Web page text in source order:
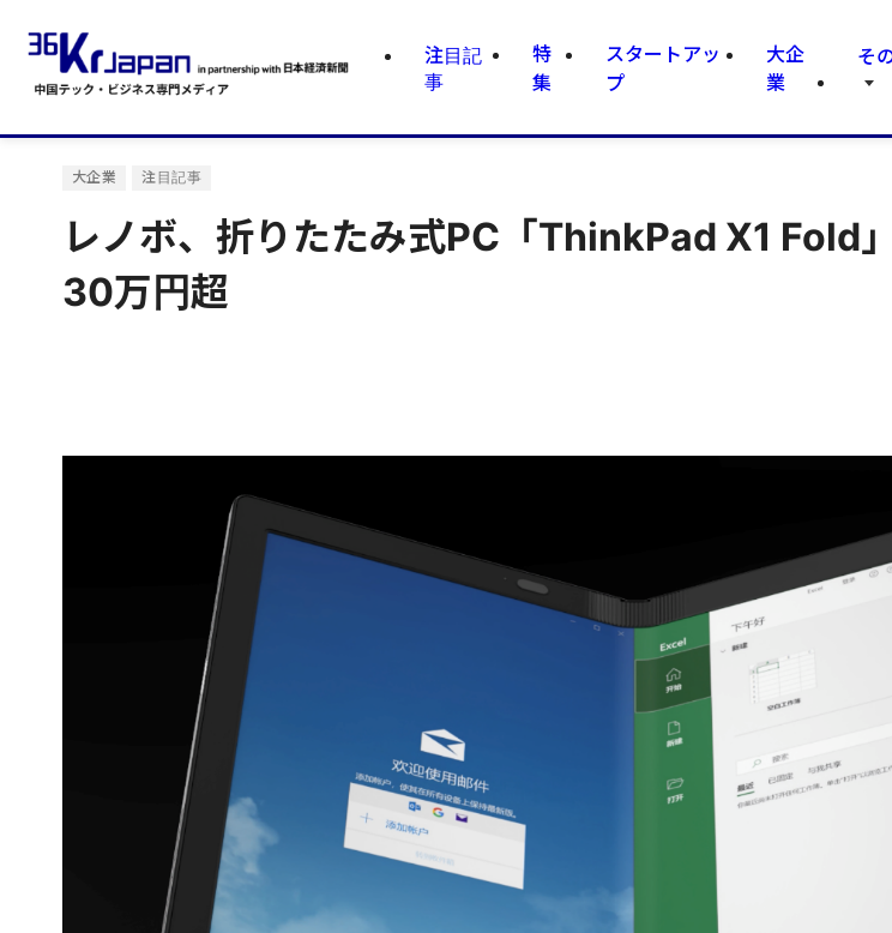
注目記
事
特
集
スタートアッ
プ
大企
業
そ
大企業 注目記事
レノボ、折りたたみ式PC「ThinkPad X1
30万円超